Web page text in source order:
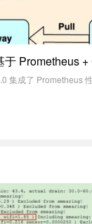
Prometheus +
集成了 Prometheus